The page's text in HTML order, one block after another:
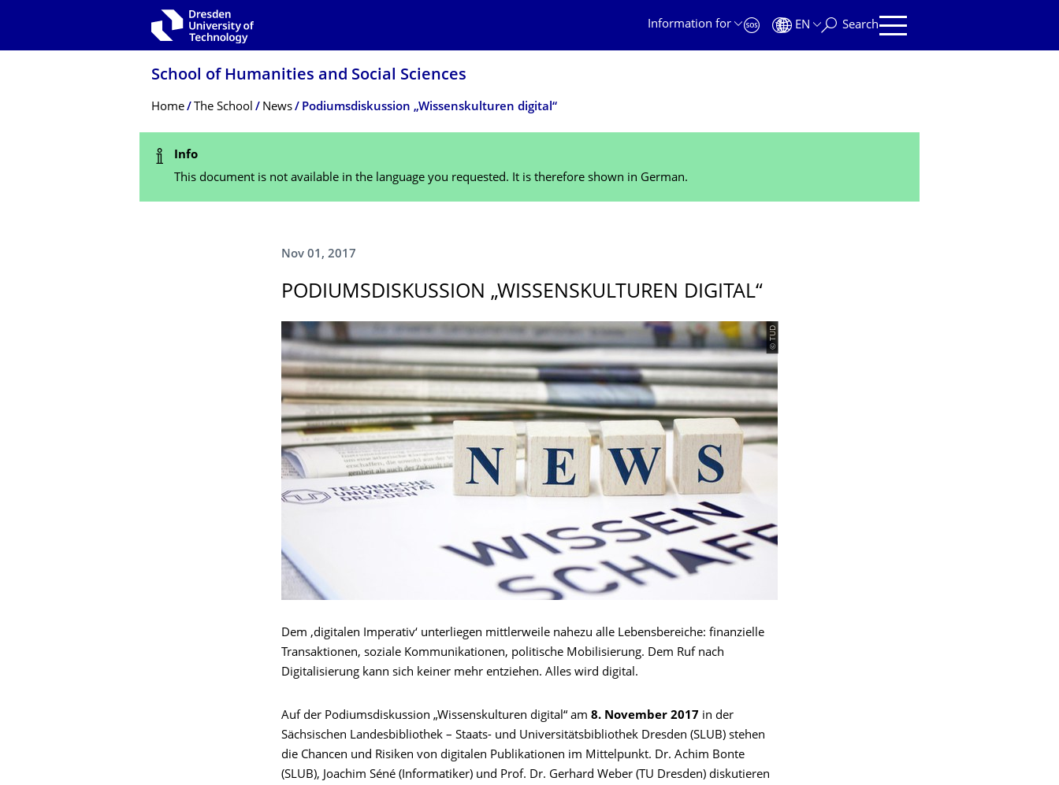
Information for
EN Search
School of Humanities and Social Sciences
Breadcrumb Menu
Home The School News Podiumsdiskussion „Wissenskulturen digital“
Status Message
Info
This document is not available in the language you requested. It is therefore shown in German.
Nov 01, 2017
PODIUMSDISKUS­SION „WISSENSKULTUREN DIGITAL“
© TUD
Dem ‚digitalen Imperativ‘ unterliegen mittlerweile nahezu alle Lebensbereiche: finanzielle
Transaktionen, soziale Kommunikationen, politische Mobilisierung. Dem Ruf nach
Digitalisierung kann sich keiner mehr entziehen. Alles wird digital.
Auf der Podiumsdiskussion „Wissenskulturen digital“ am 8. November 2017 in der
Sächsischen Landesbibliothek – Staats- und Universitätsbibliothek Dresden (SLUB) stehen
die Chancen und Risiken von digitalen Publikationen im Mittelpunkt. Dr. Achim Bonte
(SLUB), Joachim Séné (Informatiker) und Prof. Dr. Gerhard Weber (TU Dresden) diskutieren